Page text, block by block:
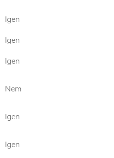
Igen
Igen
Igen
Nem
Igen
Igen